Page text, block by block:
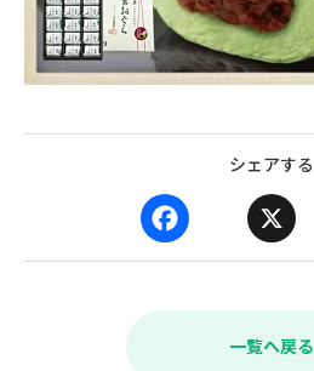
シェアする
a
e
一覧へ戻る